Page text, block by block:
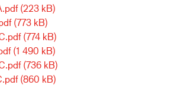
(223 kB)
(773 kB)
(774 kB)
(1 490 kB)
(736 kB)
(860 kB)